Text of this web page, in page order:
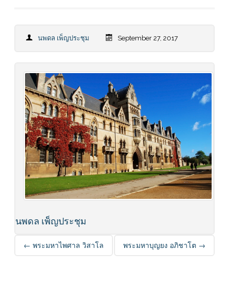
นพดล เพ็ญประชุม September 27, 2017
นพดล เพ็ญประชุม
Post navigation
← พระมหาไพศาล วิสาโล พระมหาบุญยง อภิชาโต →